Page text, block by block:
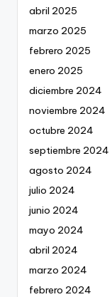
abril 2025
marzo 2025
febrero 2025
enero 2025
diciembre 2024
noviembre 2024
octubre 2024
septiembre 2024
agosto 2024
julio 2024
junio 2024
mayo 2024
abril 2024
marzo 2024
febrero 2024